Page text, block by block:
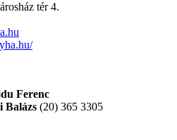
tér 4.
Ferenc
Balázs (20) 365 3305